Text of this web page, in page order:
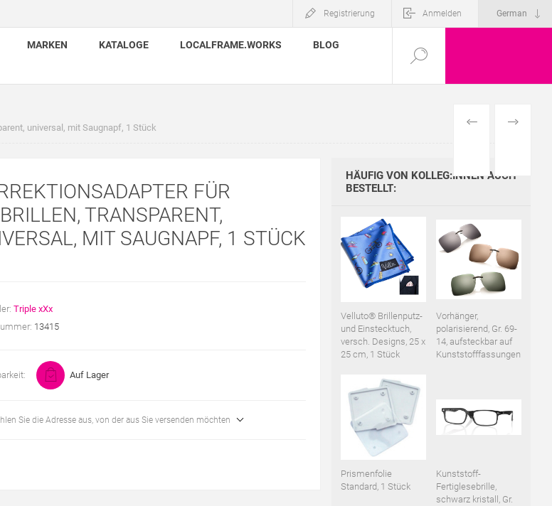
Registrierung Anmelden
MARKEN KATALOGE LOCALFRAME.WORKS
BLOG
universal, mit Saugnapf, 1 Stück VORHERIGES
FÜR
TRANSPARENT,
MIT SAUGNAPF, 1 STÜCK
Triple xXx
13415
Auf Lager
Sie die Adresse aus, von der aus Sie versenden möchten
HÄUFIG VON KOLLEG:INNEN AUCH
BESTELLT:
Velluto® Brillenputz-
und Einstecktuch,
versch. Designs, 25 x
25 cm, 1 Stück
Vorhänger,
polarisierend, Gr. 69-
14, aufsteckbar auf
Kunststofffassungen
Prismenfolie
Standard, 1 Stück
Kunststoff-
Fertiglesebrille,
schwarz kristall, Gr.